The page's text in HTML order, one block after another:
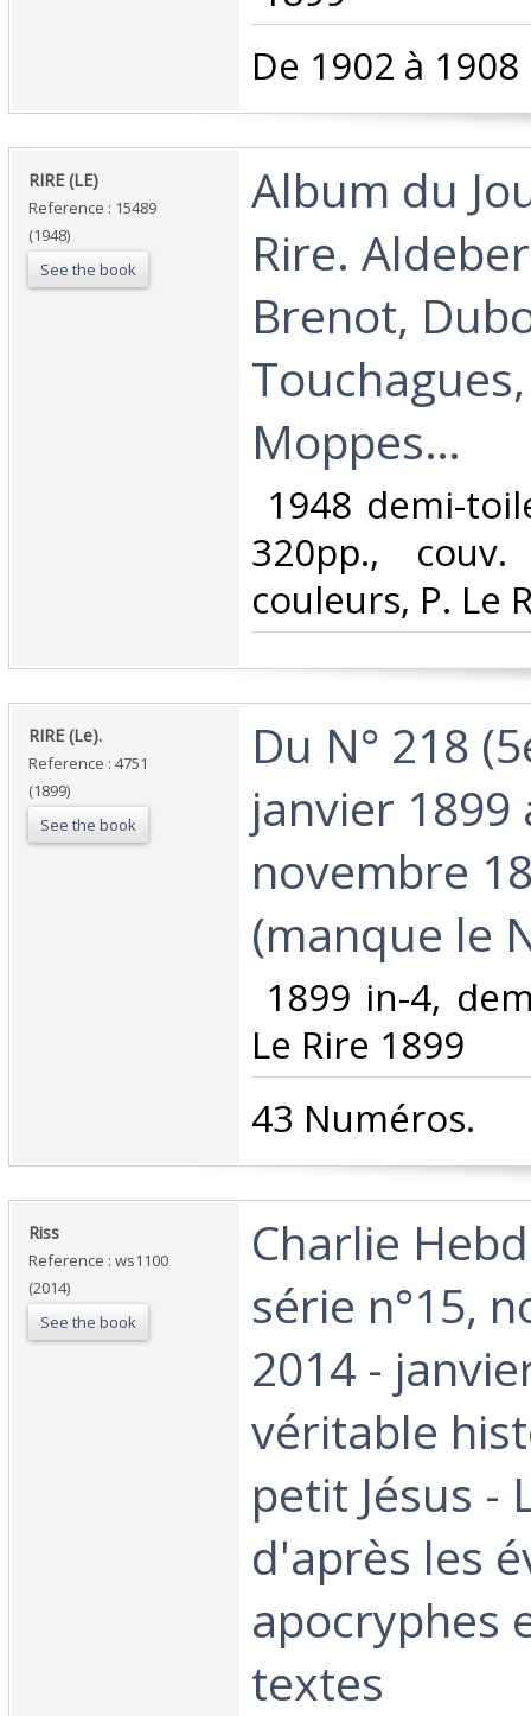
‎De 1902 à 1908
‎RIRE (LE)‎
Reference : 15489
(1948)
See the book
‎Album du
Rire.
Brenot,
Moppes…‎
1948 demi-
320pp.,
couleurs, P. Le
‎RIRE (Le).‎
Reference : 4751
(1899)
See the book
‎Du N° 218
janvier 1899
novembre
(manque le
1899 in-4,
Le Rire 1899‎
‎43 Numéros. ‎
‎Riss‎
Reference : ws1100
(2014)
See the book
‎Charlie
série n°15,
2014 -
véritable
petit Jésus -
d'après les
apocryphes
textes‎